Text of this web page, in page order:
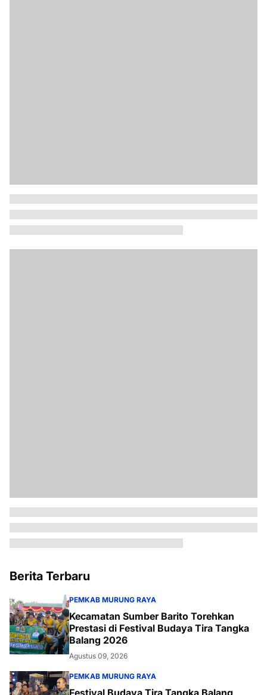
Berita Terbaru
PEMKAB MURUNG RAYA
Kecamatan Sumber Barito Torehkan
Prestasi di Festival Budaya Tira Tangka
Balang 2026
Agustus 09, 2026
PEMKAB MURUNG RAYA
Festival Budaya Tira Tangka Balang